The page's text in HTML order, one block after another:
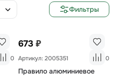
Фильтры
0
673 ₽
Артикул: 2005351 0
Правило алюминиевое